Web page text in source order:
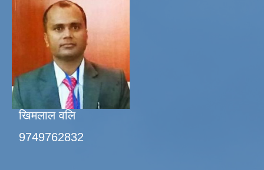
खिमलाल वलि
9749762832